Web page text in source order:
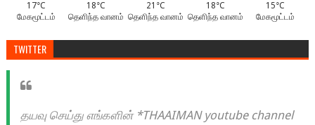
17°C
மேகமூட்டம்
18°C
தெளிந்த வானம்
21°C
தெளிந்த வானம்
18°C
தெளிந்த வானம்
15°C
மேகமூட்டம்
TWITTER
தயவு செய்து எங்களின் *THAAIMAN youtube channel